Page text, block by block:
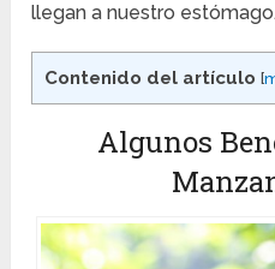
llegan a nuestro
Contenido del artículo [
Algunos